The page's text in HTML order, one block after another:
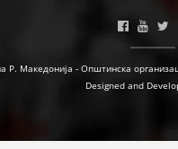
Р. Македонија - Општинска
Designed and